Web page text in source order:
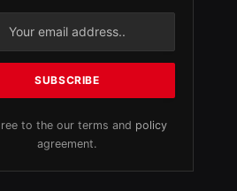
to the our terms and policy
agreement.